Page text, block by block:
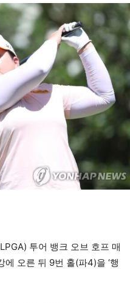
투어 뱅크 오브 호프 매
오른 뒤 9번 홀(파4)을 ‘행